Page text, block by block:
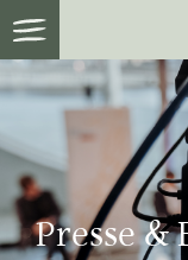
Presse &